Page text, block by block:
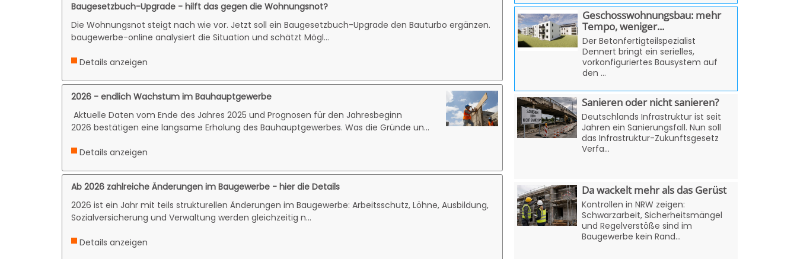
Baugesetzbuch-Upgrade - hilft das gegen die Wohnungsnot?
Die Wohnungsnot steigt nach wie vor. Jetzt soll ein Baugesetzbuch-Upgrade den Bauturbo ergänzen.
baugewerbe-online analysiert die Situation und schätzt Mögl...
Details anzeigen
2026 - endlich Wachstum im Bauhauptgewerbe
Aktuelle Daten vom Ende des Jahres 2025 und Prognosen für den Jahresbeginn
2026 bestätigen eine langsame Erholung des Bauhauptgewerbes. Was die Gründe un...
Details anzeigen
Ab 2026 zahlreiche Änderungen im Baugewerbe - hier die Details
2026 ist ein Jahr mit teils strukturellen Änderungen im Baugewerbe: Arbeitsschutz, Löhne, Ausbildung,
Sozialversicherung und Verwaltung werden gleichzeitig n...
Details anzeigen
Geschosswohnungsbau: mehr
Tempo, weniger...
Der Betonfertigteilspezialist
Dennert bringt ein serielles,
vorkonfiguriertes Bausystem auf
den ...
Sanieren oder nicht sanieren?
Deutschlands Infrastruktur ist seit
Jahren ein Sanierungsfall. Nun soll
das Infrastruktur-Zukunftsgesetz
Verfa...
Da wackelt mehr als das Gerüst
Kontrollen in NRW zeigen:
Schwarzarbeit, Sicherheitsmängel
und Regelverstöße sind im
Baugewerbe kein Rand...